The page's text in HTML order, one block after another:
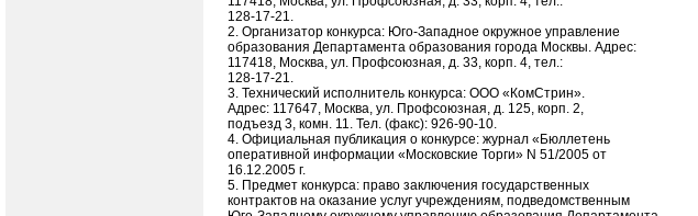
128-17-21.
2. Организатор конкурса: Юго-Западное окружное управление
образования Департамента образования города Москвы. Адрес:
117418, Москва, ул. Профсоюзная, д. 33, корп. 4, тел.:
128-17-21.
3. Технический исполнитель конкурса: ООО «КомСтрин».
Адрес: 117647, Москва, ул. Профсоюзная, д. 125, корп. 2,
подъезд 3, комн. 11. Тел. (факс): 926-90-10.
4. Официальная публикация о конкурсе: журнал «Бюллетень
оперативной информации «Московские Торги» N 51/2005 от
16.12.2005 г.
5. Предмет конкурса: право заключения государственных
контрактов на оказание услуг учреждениям, подведомственным